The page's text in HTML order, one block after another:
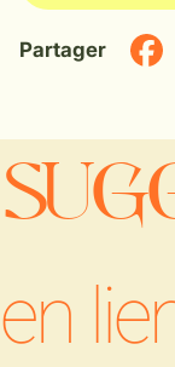
Partager
en